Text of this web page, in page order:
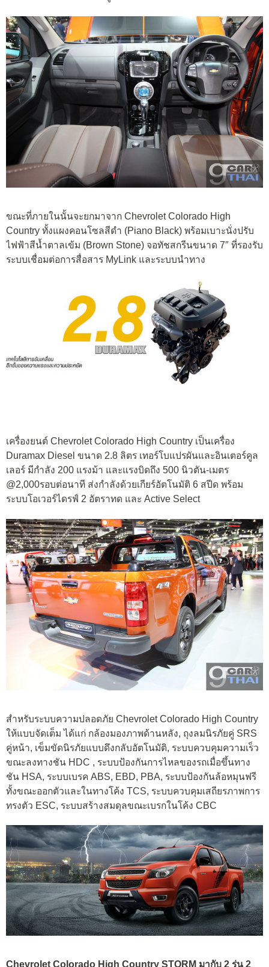
ขณะที่ภายในนั้นจะยกมาจาก Chevrolet Colorado High
Country ทั้งแผงคอนโซลสีดำ (Piano Black) พร้อมเบาะนั่งปรับ
ไฟฟ้าสีน้ำตาลเข้ม (Brown Stone) จอทัชสกรีนขนาด 7″ ที่รองรับ
ระบบเชื่อมต่อการสื่อสาร MyLink และระบบนำทาง
เครื่องยนต์ Chevrolet Colorado High Country เป็นเครื่อง
Duramax Diesel ขนาด 2.8 ลิตร เทอร์โบแปรผันและอินเตอร์คูล
เลอร์ มีกำลัง 200 แรงม้า และแรงบิดถึง 500 นิวตัน-เมตร
@2,000รอบต่อนาที ส่งกำลังด้วยเกียร์อัตโนมัติ 6 สปีด พร้อม
ระบบโอเวอร์ไดรฟ์ 2 อัตราทด และ Active Select
สำหรับระบบความปลอดภัย Chevrolet Colorado High Country
ให้แบบจัดเต็ม ได้แก่ กล้องมองภาพด้านหลัง, ถุงลมนิรภัยคู่ SRS
คู่หน้า, เข็มขัดนิรภัยแบบดึงกลับอัตโนมัติ, ระบบควบคุมความเร็ว
ขณะลงทางชัน HDC , ระบบป้องกันการไหลของรถเมื่อขึ้นทาง
ชัน HSA, ระบบเบรค ABS, EBD, PBA, ระบบป้องกันล้อหมุนฟรี
ทั้งขณะออกตัวและในทางโค้ง TCS, ระบบควบคุมเสถียรภาพการ
ทรงตัว ESC, ระบบสร้างสมดุลขณะเบรกในโค้ง CBC
Chevrolet Colorado High Country STORM มากับ 2 รุ่น 2